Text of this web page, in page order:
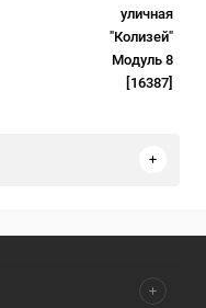
уличная
"Колизей"
Модуль 8
[16387]